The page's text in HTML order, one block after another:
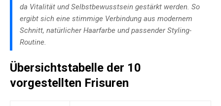
da Vitalität und Selbstbewusstsein gestärkt werden. So
ergibt sich eine stimmige Verbindung aus modernem
Schnitt, natürlicher Haarfarbe und passender Styling-
Routine.
Übersichtstabelle der 10
vorgestellten Frisuren